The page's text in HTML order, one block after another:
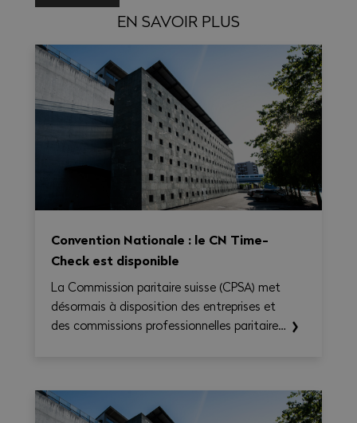
EN SAVOIR PLUS
Convention Nationale : le CN Time-
Check est disponible
La Commission paritaire suisse (CPSA) met
désormais à disposition des entreprises et
des commissions professionnelles paritaires
le temps de travail, les heures